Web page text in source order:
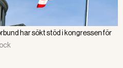
har sökt stöd i kongressen för